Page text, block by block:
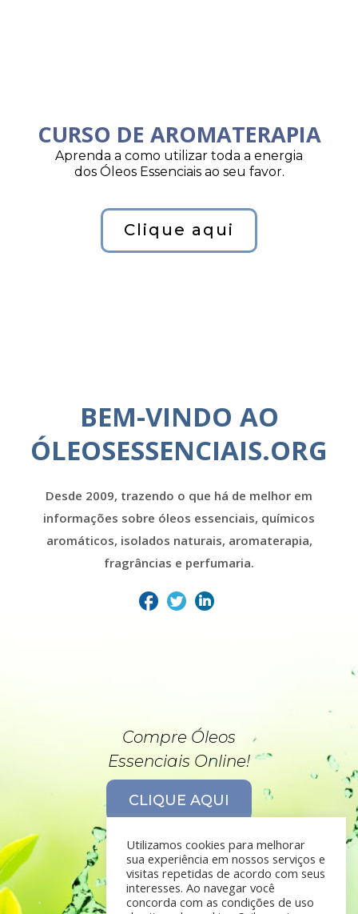
CURSO DE AROMATERAPIA
Aprenda a como utilizar toda a energia
dos Óleos Essenciais ao seu favor.
Clique aqui
BEM-VINDO AO
ÓLEOSESSENCIAIS.ORG
Desde 2009, trazendo o que há de melhor em
informações sobre óleos essenciais, químicos
aromáticos, isolados naturais, aromaterapia,
fragrâncias e perfumaria.
Compre Óleos
Essenciais Online!
CLIQUE AQUI
Utilizamos cookies para melhorar
sua experiência em nossos serviços e
visitas repetidas de acordo com seus
interesses. Ao navegar você
concorda com as condições de uso